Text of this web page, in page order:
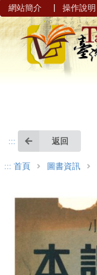
網站簡介 | 操作說明
::: 返回
::: 首頁 圖書資訊